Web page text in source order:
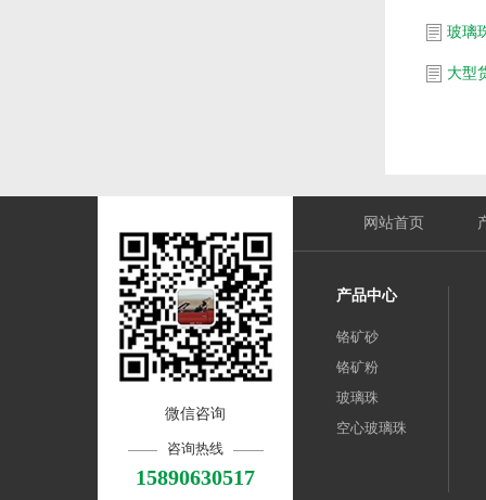
玻璃
微信咨询
咨询热线
15890630517
网站首页
产品中心
铬矿砂
铬矿粉
玻璃珠
空心玻璃珠